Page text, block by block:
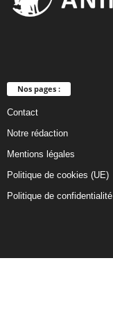
Nos pages :
Contact
Notre rédaction
Mentions légales
Politique de cookies (UE)
Politique de confidentialité